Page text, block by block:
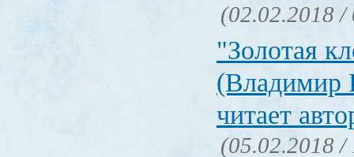
(02.02.2018 /
"Золотая
(Владимир
читает
(05.02.2018 /